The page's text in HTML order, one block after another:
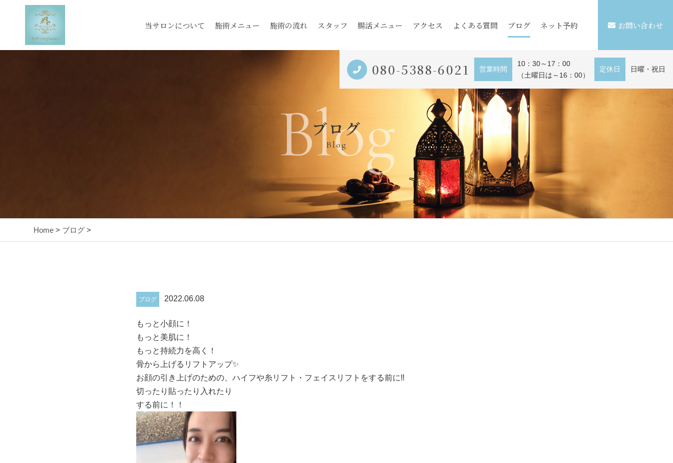
当サロンについて 施術メニュー 施術の流れ スタッフ 腸活メニュー アクセス よくある質問 ブログ ネット予約 お問い合わせ
ブログ
Blog
Blog
080-5388-6021 営業時間
10：30～17：00
（土曜日は～16：00）
定休日 日曜・祝日
Home > ブログ >
ブログ 2022.06.08
もっと小顔に！
もっと美肌に！
もっと持続力を高く！
骨から上げるリフトアップ✨
お顔の引き上げのための、ハイフや糸リフト・フェイスリフトをする前に‼️
切ったり貼ったり入れたり
する前に！！